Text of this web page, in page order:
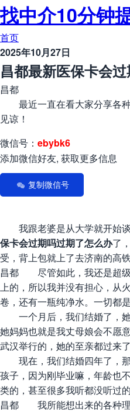
找中介10分钟
首页
2025年10月27日
昌都最新医保卡会
昌都
最近一直在看大家分享各
见谅！
微信号： ebybk6
添加微信好友, 获取更多信息
复制微信号
我跟老婆是从大学就开始谈
保卡会过期吗过期了怎么办了
受，背上包就上了去济南的高
昌都 尽管如此，我还是超级
上的，所以我并没有担心，从
卷，还有一瓶纯净水。一切都
一个月后，我们结婚了，她
她妈妈也就是我丈母娘会不愿
武汉举行的，她的至亲都过来
现在，我们结婚四年了，那
孩子，因为刚毕业嘛，年龄也
类的，甚至很多我听都没听过
昌都 我所能想出来的各种理